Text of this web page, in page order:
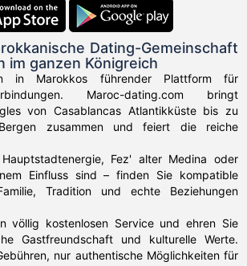
Dating-Gemeinschaft
im ganzen Königreich
in Marokkos führender Plattform für
Maroc-dating.com bringt
von Casablancas Atlantikküste bis zu
Bergen zusammen und feiert die reiche
Fez' alter Medina oder
Einfluss sind – finden Sie kompatible
Tradition und echte Beziehungen
völlig kostenlosen Service und ehren Sie
Gastfreundschaft und kulturelle Werte.
nur authentische Möglichkeiten für